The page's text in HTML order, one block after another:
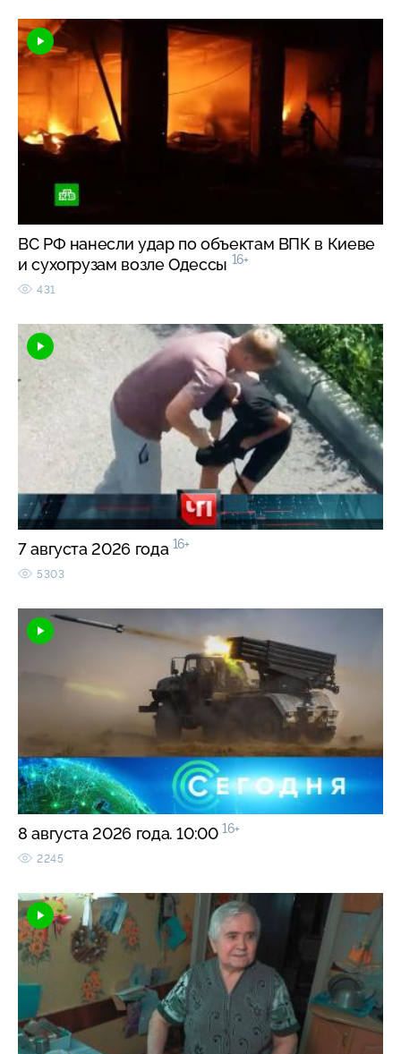
ВС РФ нанесли удар по объектам ВПК в Киеве
и сухогрузам возле Одессы 16+
431
7 августа 2026 года 16+
5303
8 августа 2026 года. 10:00 16+
2245